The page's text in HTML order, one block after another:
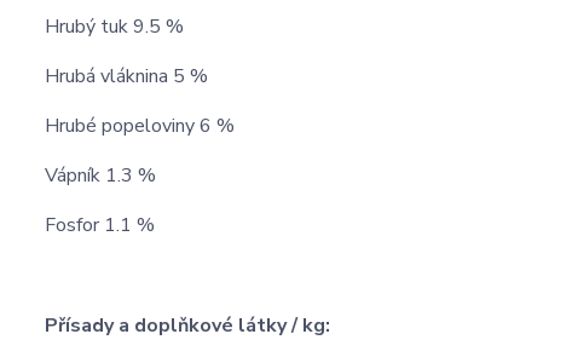
Hrubý tuk 9.5 %
Hrubá vláknina 5 %
Hrubé popeloviny 6 %
Vápník 1.3 %
Fosfor 1.1 %
Přísady a doplňkové látky / kg: